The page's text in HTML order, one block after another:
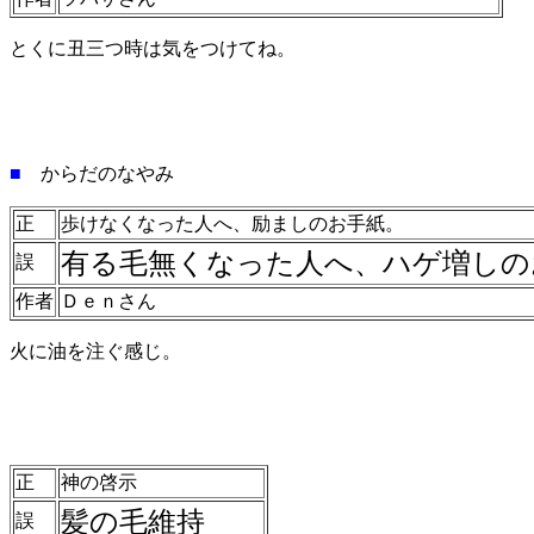
とくに丑三つ時は気をつけてね。
■ からだのなやみ
正
歩けなくなった人へ、励ましのお手紙。
誤
有る毛無くなった人へ、ハゲ増し
作者 Ｄｅｎさん
火に油を注ぐ感じ。
正
神の啓示
誤
髪の毛維持